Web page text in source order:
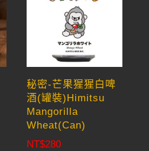
秘密-芒果猩猩白啤
酒(罐裝)Himitsu
Mangorilla
Wheat(Can)
NT$280